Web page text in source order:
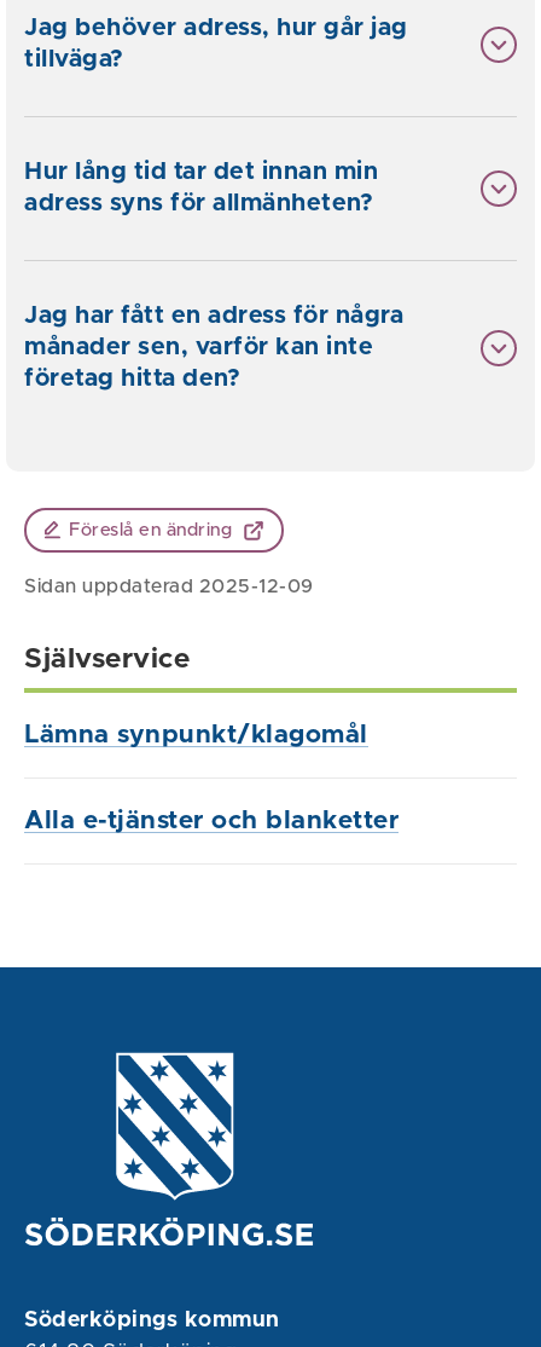
Jag behöver adress, hur går jag
tillväga?
Hur lång tid tar det innan min
adress syns för allmänheten?
Jag har fått en adress för några
månader sen, varför kan inte
företag hitta den?
Föreslå en ändring
Sidan uppdaterad 2025-12-09
Självservice
Lämna synpunkt/klagomål
Alla e-tjänster och blanketter
Söderköpings kommun